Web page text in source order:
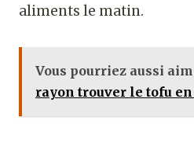
aliments le matin.
Vous pourriez aussi
rayon trouver le tofu